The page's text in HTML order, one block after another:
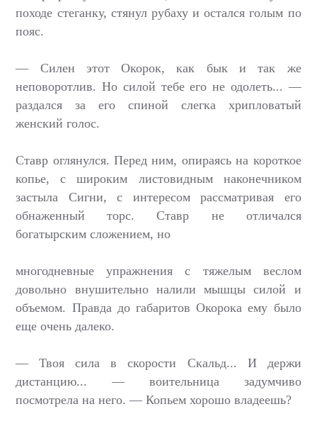
походе стеганку, стянул рубаху и остался голым по
пояс.
— Силен этот Окорок, как бык и так же
неповоротлив. Но силой тебе его не одолеть... —
раздался за его спиной слегка хрипловатый
женский голос.
Ставр оглянулся. Перед ним, опираясь на короткое
копье, с широким листовидным наконечником
застыла Сигни, с интересом рассматривая его
обнаженный торс. Ставр не отличался
богатырским сложением, но
многодневные упражнения с тяжелым веслом
довольно внушительно налили мышцы силой и
объемом. Правда до габаритов Окорока ему было
еще очень далеко.
— Твоя сила в скорости Скальд... И держи
дистанцию... — воительница задумчиво
посмотрела на него. — Копьем хорошо владеешь?